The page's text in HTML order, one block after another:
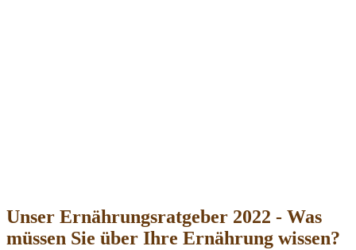
Unser Ernährungsratgeber 2022 - Was
müssen Sie über Ihre Ernährung wissen?